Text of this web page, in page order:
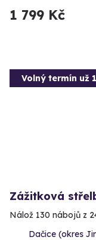
1 799 Kč
Volný termín už
Zážitková
Nálož 130 nábojů z
Dačice (okres